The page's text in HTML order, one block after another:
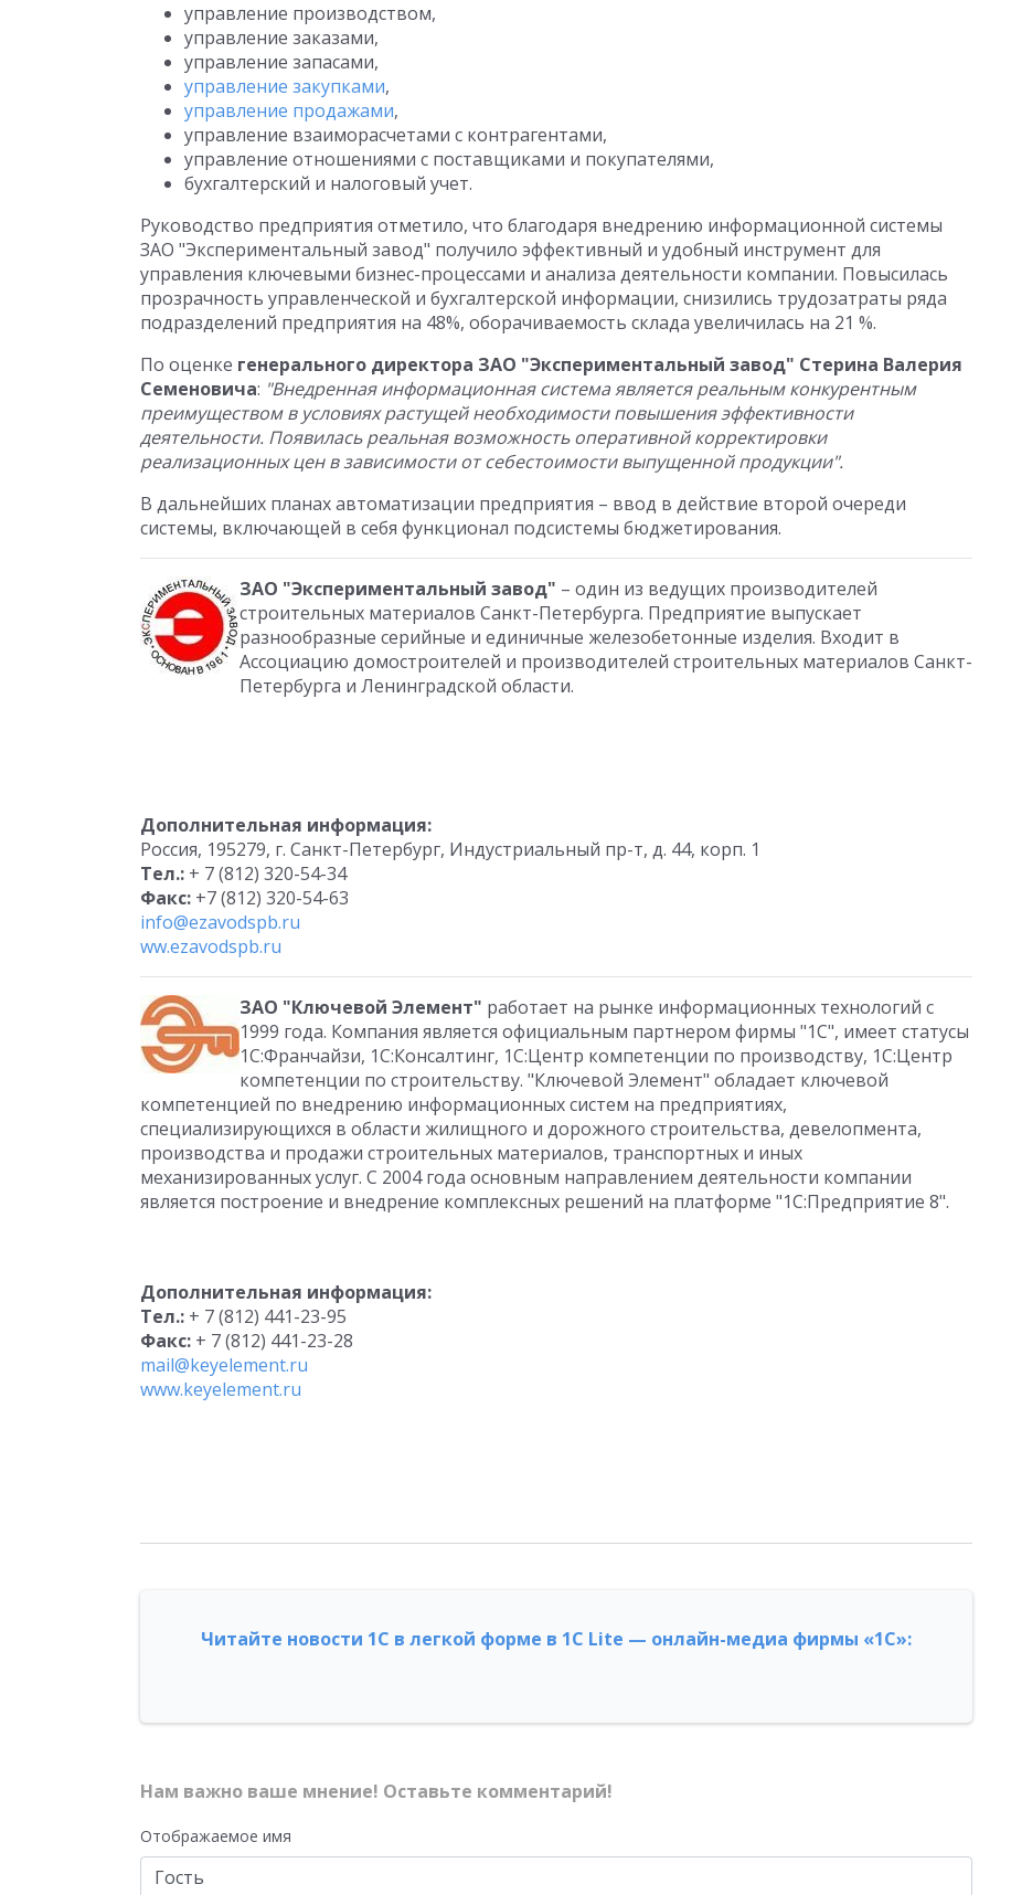
управление производством,
управление заказами,
управление запасами,
управление закупками,
управление продажами,
управление взаиморасчетами с контрагентами,
управление отношениями с поставщиками и покупателями,
бухгалтерский и налоговый учет.
Руководство предприятия отметило, что благодаря внедрению информационной системы
ЗАО "Экспериментальный завод" получило эффективный и удобный инструмент для
управления ключевыми бизнес-процессами и анализа деятельности компании. Повысилась
прозрачность управленческой и бухгалтерской информации, снизились трудозатраты ряда
подразделений предприятия на 48%, оборачиваемость склада увеличилась на 21 %.
По оценке генерального директора ЗАО "Экспериментальный завод" Стерина Валерия
Семеновича: "Внедренная информационная система является реальным конкурентным
преимуществом в условиях растущей необходимости повышения эффективности
деятельности. Появилась реальная возможность оперативной корректировки
реализационных цен в зависимости от себестоимости выпущенной продукции".
В дальнейших планах автоматизации предприятия – ввод в действие второй очереди
системы, включающей в себя функционал подсистемы бюджетирования.
ЗАО "Экспериментальный завод" – один из ведущих производителей
строительных материалов Санкт-Петербурга. Предприятие выпускает
разнообразные серийные и единичные железобетонные изделия. Входит в
Ассоциацию домостроителей и производителей строительных материалов Санкт-
Петербурга и Ленинградской области.
Дополнительная информация:
Россия, 195279, г. Санкт-Петербург, Индустриальный пр-т, д. 44, корп. 1
Тел.: + 7 (812) 320-54-34
Факс: +7 (812) 320-54-63
info@ezavodspb.ru
ww.ezavodspb.ru
ЗАО "Ключевой Элемент" работает на рынке информационных технологий с
1999 года. Компания является официальным партнером фирмы "1С", имеет статусы
1С:Франчайзи, 1С:Консалтинг, 1С:Центр компетенции по производству, 1С:Центр
компетенции по строительству. "Ключевой Элемент" обладает ключевой
компетенцией по внедрению информационных систем на предприятиях,
специализирующихся в области жилищного и дорожного строительства, девелопмента,
производства и продажи строительных материалов, транспортных и иных
механизированных услуг. С 2004 года основным направлением деятельности компании
является построение и внедрение комплексных решений на платформе "1С:Предприятие 8".
Дополнительная информация:
Тел.: + 7 (812) 441-23-95
Факс: + 7 (812) 441-23-28
mail@keyelement.ru
www.keyelement.ru
Читайте новости 1С в легкой форме в 1С Lite — онлайн-медиа фирмы «1С»:
Нам важно ваше мнение! Оставьте комментарий!
Отображаемое имя